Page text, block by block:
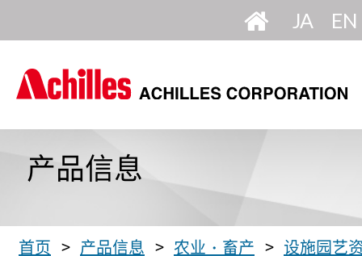
设
首
页
语
语
产品信息
首页 产品信息 农业・畜产
设施园艺